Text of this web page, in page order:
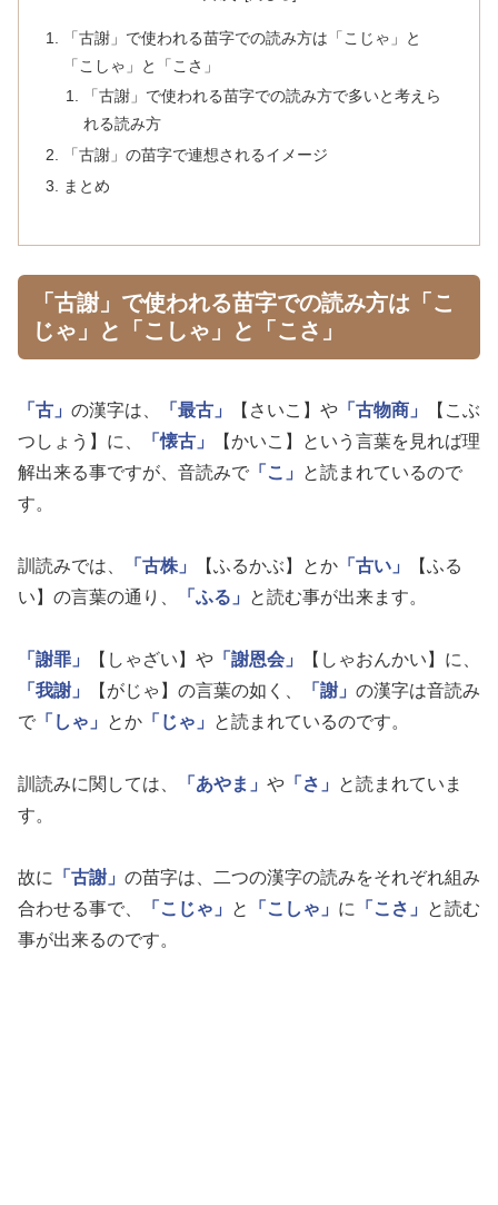
「古謝」で使われる苗字での読み方は「こじゃ」と
「こしゃ」と「こさ」
「古謝」で使われる苗字での読み方で多いと考えら
れる読み方
「古謝」の苗字で連想されるイメージ
まとめ
「古謝」で使われる苗字での読み方は「こ
じゃ」と「こしゃ」と「こさ」
「古」 の漢字は、 「最古」 【さいこ】や 「古物商」
【こぶ
つしょう】に、
「懐古」
【かいこ】という言葉を見れば理
解出来る事ですが、音読みで 「こ」
と読まれているので
す。
訓読みでは、 「古株」 【ふるかぶ】とか 「古い」
【ふる
い】の言葉の通り、
「ふる」 と読む事が出来ます。
「謝罪」 【しゃざい】や 「謝恩会」
【しゃおんかい】に、
「我謝」
【がじゃ】の言葉の如く、 「謝」 の漢字は音読み
で 「しゃ」 とか 「じゃ」 と読まれているのです。
訓読みに関しては、 「あやま」 や 「さ」
と読まれていま
す。
故に 「古謝」 の苗字は、二つの漢字の読みをそれぞれ組み
合わせる事で、
「こじゃ」 と 「こしゃ」 に 「こさ」
と読む
事が出来るのです。